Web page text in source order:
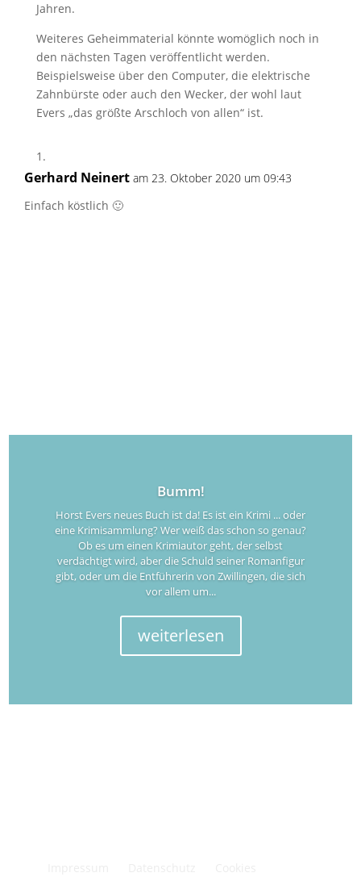
Jahren.
Weiteres Geheimmaterial könnte womöglich noch in
den nächsten Tagen veröffentlicht werden.
Beispielsweise über den Computer, die elektrische
Zahnbürste oder auch den Wecker, der wohl laut
Evers „das größte Arschloch von allen“ ist.
Gerhard Neinert am 23. Oktober 2020 um 09:43
Einfach köstlich 🙂
Bumm!
Horst Evers neues Buch ist da! Es ist ein Krimi ... oder
eine Krimisammlung? Wer weiß das schon so genau?
Ob es um einen Krimiautor geht, der selbst
verdächtigt wird, aber die Schuld seiner Romanfigur
gibt, oder um die Entführerin von Zwillingen, die sich
vor allem um...
weiterlesen